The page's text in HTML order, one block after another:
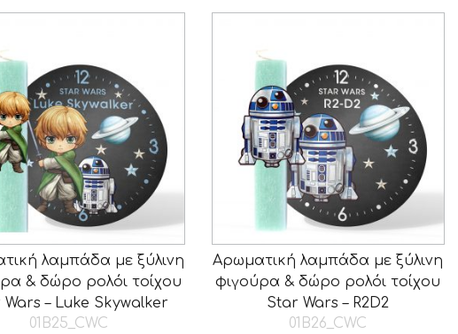
λαμπάδα με ξύλινη
& δώρο ρολόι τοίχου
– Luke Skywalker
01B25_CWC
Αρωματική λαμπάδα με ξύλινη
φιγούρα & δώρο ρολόι τοίχου
Star Wars – R2D2
01B26_CWC